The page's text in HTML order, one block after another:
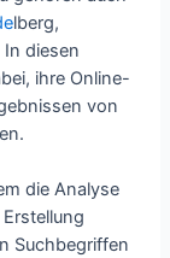
lberg,
In diesen
ihre Online-
von
die Analyse
Suchbegriffen